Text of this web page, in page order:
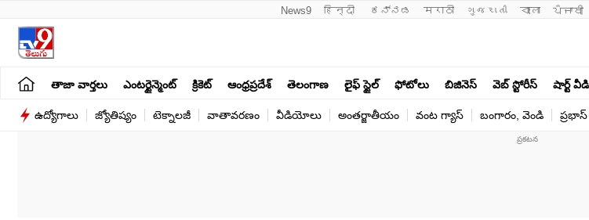
News9 हिन्दी ಕನ್ನಡ मराठी ગુજરાતી বাংলা ਪੰਜਾਬੀ
తాజా వార్తలు ఎంటర్టైన్మెంట్ క్రికెట్ ఆంధ్రప్రదేశ్ తెలంగాణ లైఫ్ స్టైల్ ఫోటోలు బిజినెస్ వెబ్ స్టోరీస్ షార్ట్
ఉద్యోగాలు జ్యోతిష్యం టెక్నాలజీ వాతావరణం వీడియోలు అంతర్జాతీయం వంట గ్యాస్ బంగారం, వెండి ప్రభాస్